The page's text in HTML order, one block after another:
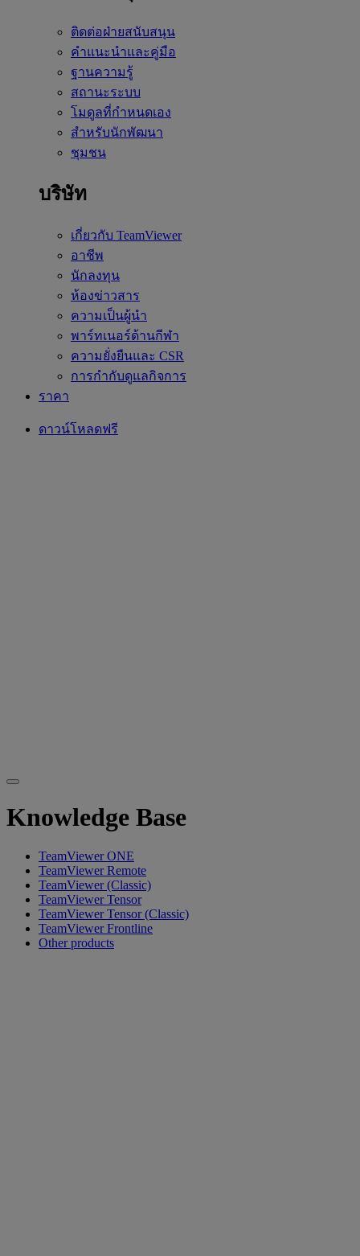
ติดต่อฝ่ายสนับสนุน
คำแนะนำและคู่มือ
ฐานความรู้
สถานะระบบ
โมดูลที่กำหนดเอง
สำหรับนักพัฒนา
ชุมชน
บริษัท
เกี่ยวกับ TeamViewer
อาชีพ
นักลงทุน
ห้องข่าวสาร
ความเป็นผู้นำ
พาร์ทเนอร์ด้านกีฬา
ความยั่งยืนและ CSR
การกำกับดูแลกิจการ
ราคา
ดาวน์โหลดฟรี
Knowledge Base
TeamViewer ONE
TeamViewer Remote
TeamViewer (Classic)
TeamViewer Tensor
TeamViewer Tensor (Classic)
TeamViewer Frontline
Other products